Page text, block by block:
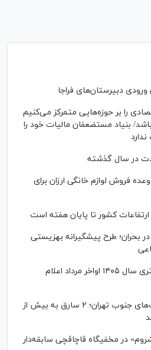
دبیرستان‌های فراجا
را بر حوزه‌هایی متمرکز می‌کنیم
بنیاد مستضعفان مالیات خود را
وعده فروش لوازم خانگی ارزان برای
ارتفاعات کشور تا پایان هفته است
بحران؛ طرح پیشگیرانه بهزیستی
نتایج نهایی آزمون دکتری سال ۱۴۰۵ اواخر مرداد اعلام
پایان جولان موبایل‌قاپ‌های جنوب تهران؛ ۲ سارق به بیش از
ماشروم» در مخفیگاه قاچاقچی سابقه‌دار